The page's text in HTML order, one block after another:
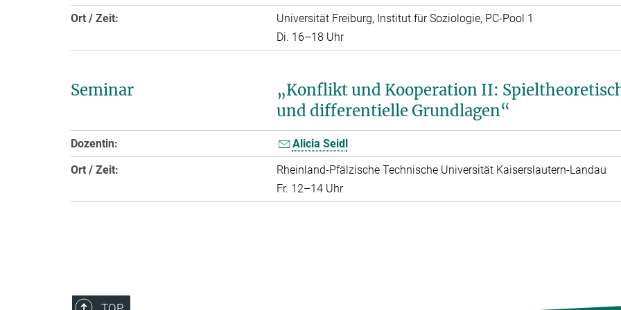
Ort / Zeit:
Universität Freiburg, Institut für Soziologie, PC-Pool 1
Di. 16–18 Uhr
Seminar
„Konflikt und Kooperation II:
und differentielle Grundlagen“
Dozentin:
Alicia Seidl
Ort / Zeit:
Rheinland-Pfälzische Technische Universität Kaiserslautern-Landau
Fr. 12–14 Uhr